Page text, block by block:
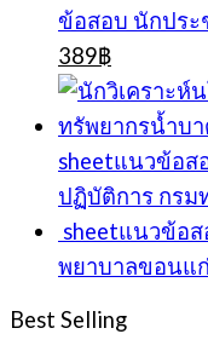
ข้อสอบ นักปร
Original
price
was:
399฿.
389฿Current
price
is:
389฿.
sheetแนวข้อส
ปฏิบัติการ กรม
sheetแนวข้อส
พยาบาลขอนแ
Best Selling